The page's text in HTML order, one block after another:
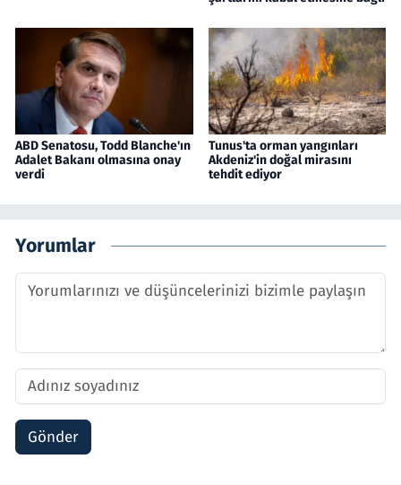
ABD Senatosu, Todd Blanche'ın
Adalet Bakanı olmasına onay
verdi
Tunus'ta orman yangınları
Akdeniz'in doğal mirasını
tehdit ediyor
Yorumlar
Gönder